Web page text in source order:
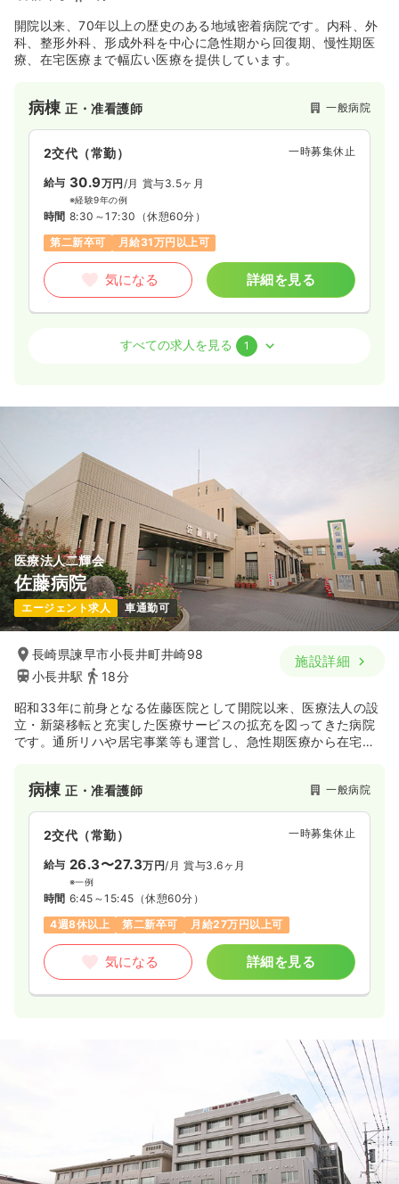
気になる 詳細を見る
給与 16.6〜19.9
時間 8:30～17:00（休憩60分）
月給19万円以上可
気になる
オペ室(手術室)正・准看護師 一般病院
※経験2年の例
気になる
その他正看護師 一般病院
日勤のみ（常勤） 一時募集休止
給与 22.6万円/月 賞与4.3ヶ月
時間 8:30～17:00（休憩60分）
ブランク可
第二新卒可
気になる 詳細を見る
開院以来、70年以上の歴史のある地域密着病院です。内科、外
科、整形外科、形成外科を中心に急性期から回復期、慢性期医
療、在宅医療まで幅広い医療を提供しています。
病棟正・准看護師 一般病院
2交代（常勤） 一時募集休止
給与 30.9万円/月 賞与3.5ヶ月
※経験9年の例
時間 8:30～17:30 （休憩60分）
第二新卒可
月給31万円以上可
気になる 詳細を見る
オペ室(手術室)正・准看護師
（休憩60分）
土日祝休み
第二新卒可 月給26万円以上可
気になる 詳細を見る
すべての求人を見る 1
医療法人二輝会
佐藤病院
エージェント求人 車通勤可
長崎県諫早市小長井町井崎98
小長井駅
18分
施設詳細
昭和33年に前身となる佐藤医院として開院以来、医療法人の設
立・新築移転と充実した医療サービスの拡充を図ってきた病院
です。通所リハや居宅事業等も運営し、急性期医療から在宅医
病棟正・准看護師 一般病院
2交代（常勤） 一時募集休止
給与 26.3〜27.3万円/月 賞与3.6ヶ月
※一例
時間 6:45～15:45 （休憩60分）
4週8休以上
第二新卒可 月給27万円以上可
気になる 詳細を見る